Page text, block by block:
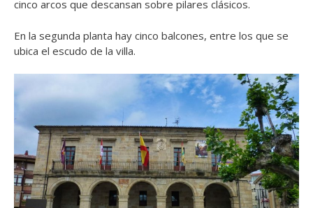
cinco arcos que descansan sobre pilares clásicos.
En la segunda planta hay cinco balcones, entre los que se
ubica el escudo de la villa.